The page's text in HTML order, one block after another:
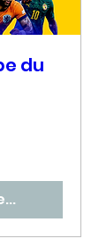
du